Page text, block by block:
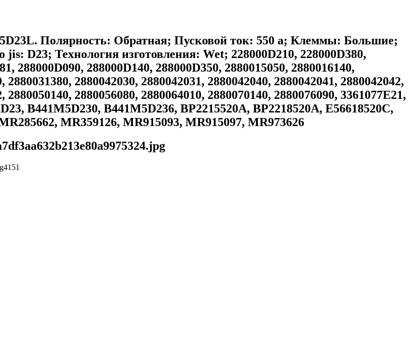
Полярность: Обратная; Пусковой ток: 550 а; Клеммы: Большие;
D23; Технология изготовления: Wet; 228000D210, 228000D380,
288000D090, 288000D140, 288000D350, 2880015050, 2880016140,
2880042030, 2880042031, 2880042040, 2880042041, 2880042042,
2880056080, 2880064010, 2880070140, 2880076090, 3361077E21,
B441M5D230, B441M5D236, BP2215520A, BP2218520A, E56618520C,
MR359126, MR915093, MR915097, MR973626
41 51